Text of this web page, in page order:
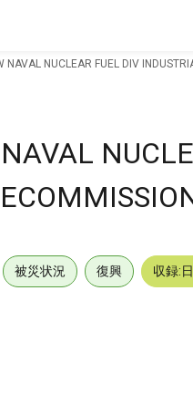
NAVAL NUCLEAR FUEL DIV
被災状況 復興 収録: